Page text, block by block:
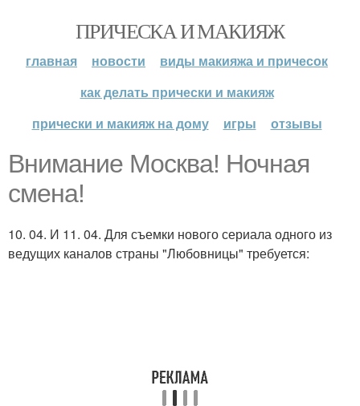
ПРИЧЕСКА И МАКИЯЖ
главная новости
виды макияжа и причесок
как делать прически и макияж
прически и макияж на дому
игры отзывы
Внимание Москва! Ночная
смена!
10. 04. И 11. 04. Для съемки нового сериала одного из
ведущих каналов страны "Любовницы" требуется: